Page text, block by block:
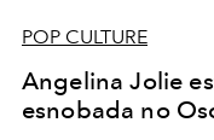
POP CULTURE
Angelina Jolie
esnobada no